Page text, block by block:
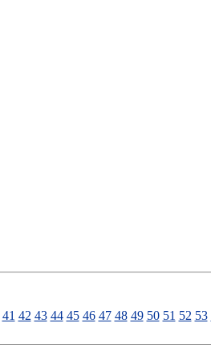
41 42 43 44 45 46 47 48 49 50 51 52 53